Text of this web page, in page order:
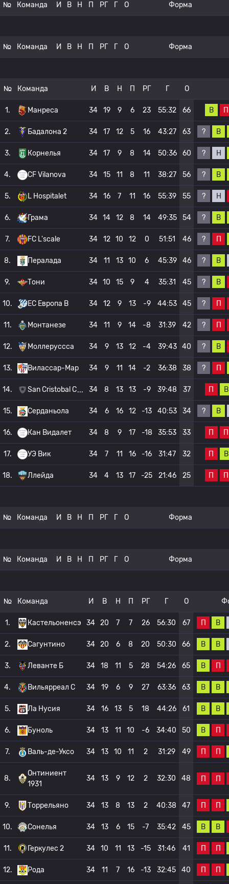
№ Команда И В Н П РГ Г О Форма
№ Команда И В Н П РГ Г О Форма
№ Команда И В Н П РГ Г О
1. Манреса 34 19 9 6 23 55:32 66 В П
2. Бадалона 2 34 17 12 5 16 43:27 63 ? В
3. Корнелья 34 17 9 8 14 50:36 60 ? Н
4. CF Vilanova 34 15 11 8 11 38:27 56 ? В
5. L Hospitalet 34 16 7 11 16 55:39 55 ? Н
6. Грама 34 14 12 8 14 49:35 54 ? В
7. FC L'scale 34 12 10 12 0 51:51 46 ? П
8. Пералада 34 11 13 10 6 45:39 46 ? В
9. Тони 34 10 15 9 4 35:31 45 ? В
10. ЕС Европа B 34 12 9 13 -9 44:53 45 ? П
11. Монтанезе 34 11 9 14 -8 31:39 42 ? П
12. Моллеруссса 34 9 13 12 -4 39:43 40 ? В
13. Вилассар-Мар 34 9 11 14 -2 36:38 38 ? П
14. San Cristobal C 34 8 13 13 -9 39:48 37 П В
15. Серданьола 34 6 16 12 -13 40:53 34 ? В
16. Кан Видалет 34 8 9 17 -18 35:53 33 П П
17. УЭ Вик 34 7 11 16 -16 31:47 32 П В
18. Ллейда 34 4 13 17 -25 21:46 25 П П
№ Команда И В Н П РГ Г О Форма
№ Команда И В Н П РГ Г О Форма
№ Команда И В Н П РГ Г О
1. Кастельоненсэ 34 20 7 7 26 56:30 67 П В
2. Сагунтино 34 20 6 8 20 50:30 66 В В
3. Леванте Б 34 18 11 5 28 54:26 65 В П
4. Вильярреал C 34 19 6 9 27 63:36 63 В В
5. Ла Нусия 34 16 13 5 18 44:26 61 В В
6. Буноль 34 13 11 10 -6 34:40 50 В П
7. Валь-де-Уксо 34 13 10 11 2 31:29 49 П П
8.
Онтиниент
1931
34 13 9 12 2 32:30 48 П П
9. Торрельяно 34 13 8 13 2 40:38 47 П П
10. Сонелья 34 13 6 15 -7 35:42 45 В В
11. Геркулес 2 34 10 11 13 -15 31:46 41 П П
12. Рода 34 11 7 16 -13 32:45 40 П П